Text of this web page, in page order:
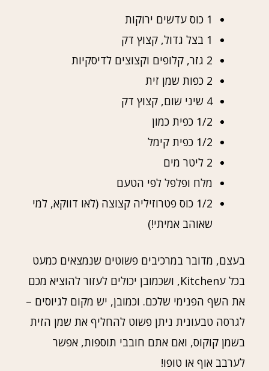
1 כוס עדשים ירוקות
1 בצל גדול, קצוץ דק
2 גזר, קלופים וקצוצים לדיסקיות
2 כפות שמן זית
4 שיני שום, קצוץ דק
1/2 כפית כמון
1/2 כפית קימל
2 ליטר מים
מלח ופלפל לפי הטעם
1/2 כוס פטרוזיליה קצוצה (לאו דווקא, למי
שאוהב אמיתי!)
בעצם, מדובר במרכיבים פשוטים שנמצאים כמעט
בכל עKitchen, ושכמובן יכולים לעזור להוציא מכם
את השף הפנימי שלכם. וכמובן, יש מקום לגיוסים –
לגרסה טבעונית ניתן פשוט להחליף את שמן הזית
בשמן קוקוס, ואם אתם חובבי תוספות, אפשר
לערבב אוף או טופו!